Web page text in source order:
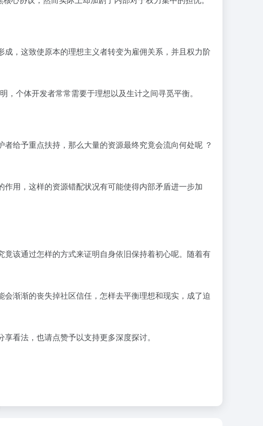
，这致使原本的理想主义者转变为雇佣关系，并且权力阶
个体开发者常常需要于理想以及生计之间寻觅平衡。
给予重点扶持，那么大量的资源最终究竟会流向何处呢 ？
用，这样的资源错配状况有可能使得内部矛盾进一步加
该通过怎样的方式来证明自身依旧保持着初心呢。随着有
渐渐的丧失掉社区信任，怎样去平衡理想和现实，成了迫
看法，也请点赞予以支持更多深度探讨。